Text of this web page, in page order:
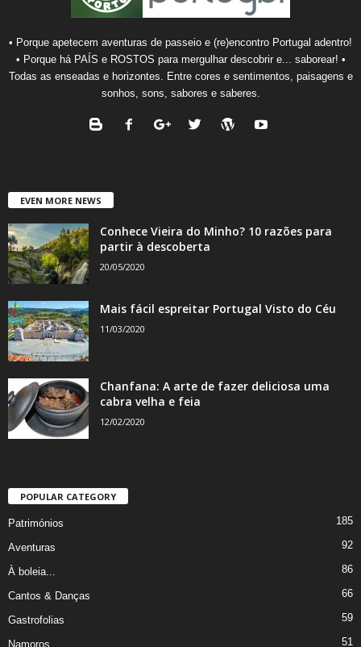
• Porque apetecem aventuras de passeio e (re)encontro Portugal adentro!
• Porque há PAÍS e ROSTOS para mergulhar descobrir e... saborear! •
Todas as enseadas e horizontes. Entre cores e sentimentos, paisagens e
sonhos, sons, sabores e saberes.
EVEN MORE NEWS
Conhece Vieira do Minho? 10 razões para
partir à descoberta
20/05/2020
Mais fácil espreitar Portugal Visto do Céu
11/03/2020
Chanfana: A arte de fazer deliciosa uma
cabra velha e feia
12/02/2020
POPULAR CATEGORY
Patrimónios 185
Aventuras 92
À boleia... 86
Cantos & Danças 66
Gastrofolias 59
Namoros 51